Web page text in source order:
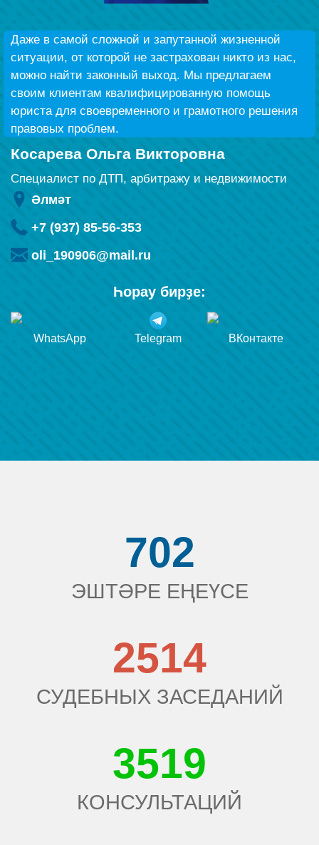
Даже в самой сложной и запутанной жизненной
ситуации, от которой не застрахован никто из нас,
можно найти законный выход. Мы предлагаем
своим клиентам квалифицированную помощь
юриста для своевременного и грамотного решения
правовых проблем.
Косарева Ольга Викторовна
Специалист по ДТП, арбитражу и недвижимости
Әлмәт
+7 (937) 85-56-353
oli_190906@mail.ru
Һорау бирҙе:
WhatsApp Telegram ВКонтакте
702
ЭШТӘРЕ ЕҢЕҮСЕ
2514
СУДЕБНЫХ ЗАСЕДАНИЙ
3519
КОНСУЛЬТАЦИЙ